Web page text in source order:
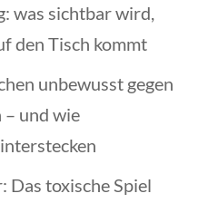
was sichtbar wird,
den Tisch kommt
unbewusst gegen
– und wie
Das toxische Spiel